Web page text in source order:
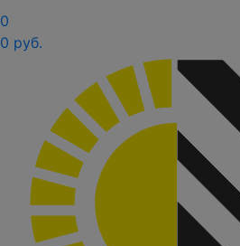
0
0 руб.